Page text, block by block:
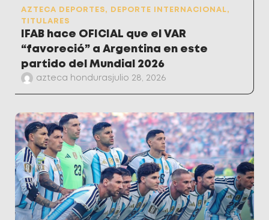
AZTECA DEPORTES, DEPORTE INTERNACIONAL,
TITULARES
IFAB hace OFICIAL que el VAR
“favoreció” a Argentina en este
partido del Mundial 2026
azteca hondurasjulio 28, 2026